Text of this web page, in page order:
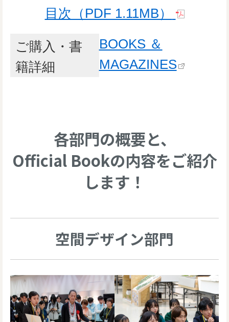
目次（PDF 1.11MB）
ご購入・書
籍詳細
BOOKS ＆
MAGAZINES
各部門の概要と、
Official Bookの内容をご紹介
します！
空間デザイン部門